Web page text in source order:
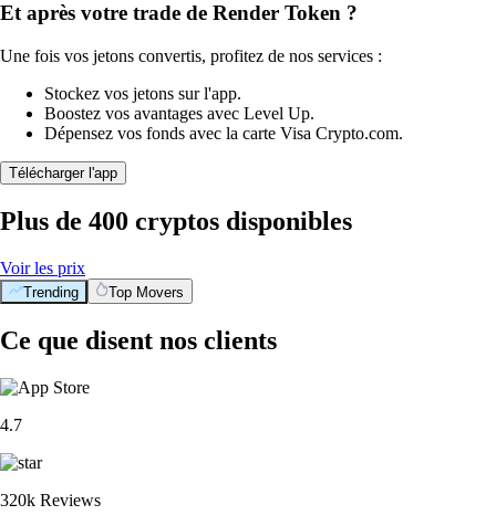
Et après votre trade de Render Token ?
Une fois vos jetons convertis, profitez de nos services :
Stockez vos jetons sur l'app.
Boostez vos avantages avec Level Up.
Dépensez vos fonds avec la carte Visa Crypto.com.
Télécharger l'app
Plus de 400 cryptos disponibles
Voir les prix
Trending Top Movers
Ce que disent nos clients
4.7
320k Reviews